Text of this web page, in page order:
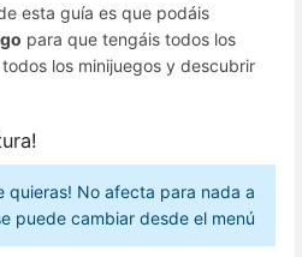
esta guía es que podáis
para que tengáis todos los
los minijuegos y descubrir
quieras! No afecta para nada a
puede cambiar desde el menú